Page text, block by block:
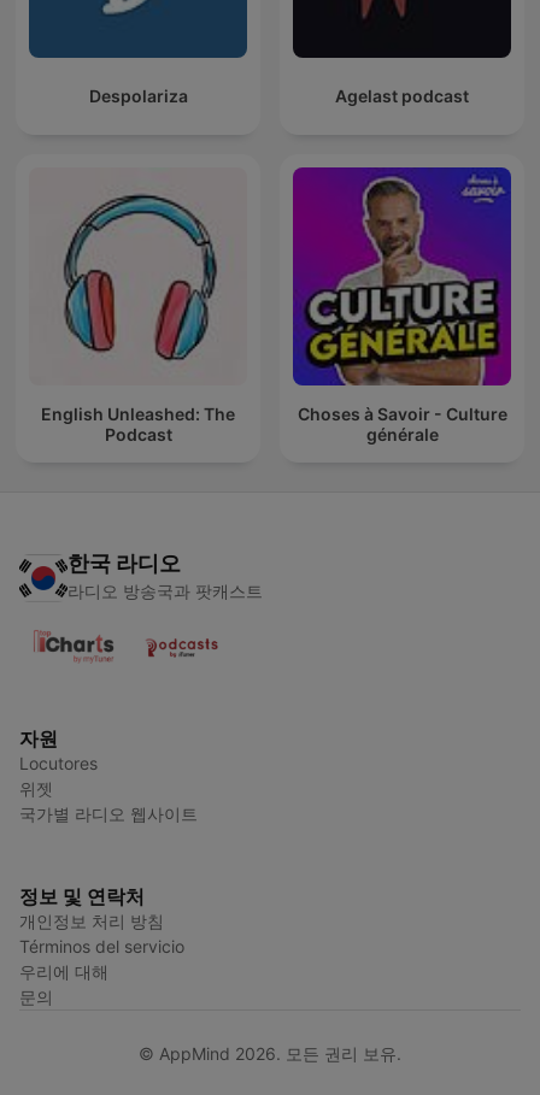
Despolariza Agelast podcast
English Unleashed: The
Podcast
Choses à Savoir - Culture
générale
한국 라디오
라디오 방송국과 팟캐스트
자원
Locutores
위젯
국가별 라디오 웹사이트
정보 및 연락처
개인정보 처리 방침
Términos del servicio
우리에 대해
문의
© AppMind 2026. 모든 권리 보유.